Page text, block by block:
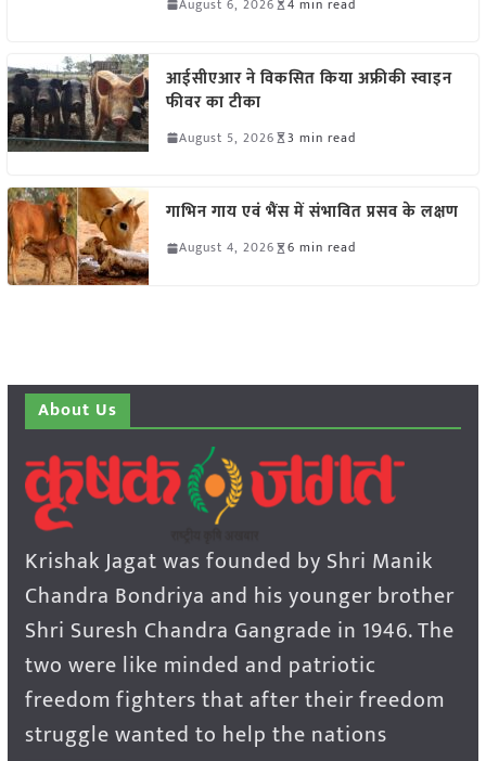
आईसीएआर ने विकसित किया अफ्रीकी स्वाइन
फीवर का टीका
August 5, 2026 3 min read
गाभिन गाय एवं भैंस में संभावित प्रसव के लक्षण
August 4, 2026 6 min read
About Us
Krishak Jagat was founded by Shri Manik
Chandra Bondriya and his younger brother
Shri Suresh Chandra Gangrade in 1946. The
two were like minded and patriotic
freedom fighters that after their freedom
struggle wanted to help the nations